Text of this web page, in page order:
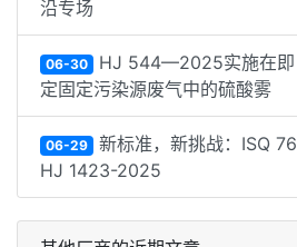
沿专场
06-30 HJ 544—2025实施在即
定固定污染源废气中的硫酸雾
06-29 新标准，新挑战：ISQ
HJ 1423-2025